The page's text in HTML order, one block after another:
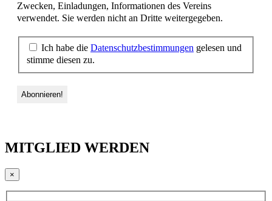
Zwecken, Einladungen, Informationen des Vereins
verwendet. Sie werden nicht an Dritte weitergegeben.
Ich habe die Datenschutzbestimmungen gelesen und
stimme diesen zu.
MITGLIED WERDEN
×